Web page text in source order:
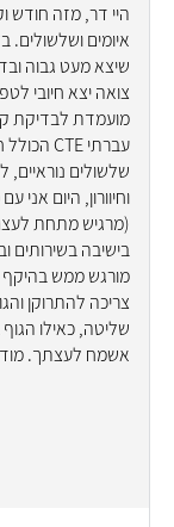
היי דר, מזה חודש
מועמדת לבדיקת
שלשולים
וחיוורון, היום
(מרגיש מתחת
בישיבה בשירותים
מורגש ממש בהיקף
צריכה להתרוקן
אשמח לעצתך.